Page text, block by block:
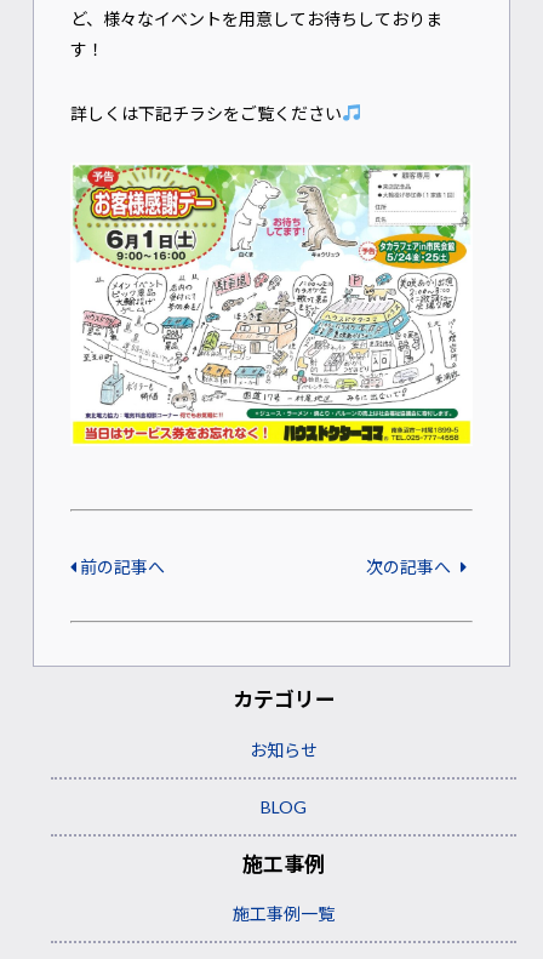
ど、様々なイベントを用意してお待ちしておりま
す！
詳しくは下記チラシをご覧ください
前の記事へ 次の記事へ
カテゴリー
お知らせ
BLOG
施工事例
施工事例一覧